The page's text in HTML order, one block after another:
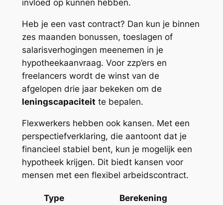
invloed op kunnen hebben.
Heb je een vast contract? Dan kun je binnen
zes maanden bonussen, toeslagen of
salarisverhogingen meenemen in je
hypotheekaanvraag. Voor zzp’ers en
freelancers wordt de winst van de
afgelopen drie jaar bekeken om de
leningscapaciteit te bepalen.
Flexwerkers hebben ook kansen. Met een
perspectiefverklaring, die aantoont dat je
financieel stabiel bent, kun je mogelijk een
hypotheek krijgen. Dit biedt kansen voor
mensen met een flexibel arbeidscontract.
Type
Berekening